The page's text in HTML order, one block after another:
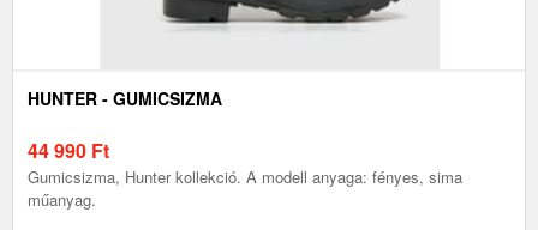
HUNTER - GUMICSIZMA
44 990 Ft
Gumicsizma, Hunter kollekció. A modell anyaga: fényes, sima
műanyag.